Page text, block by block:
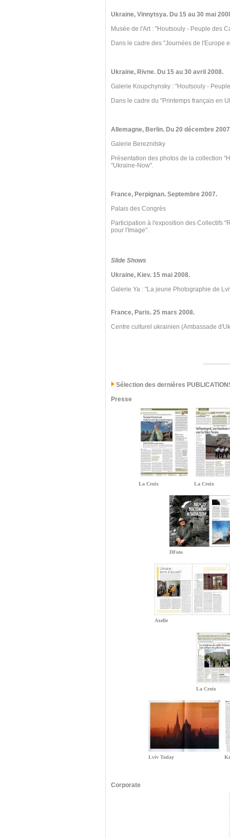
Ukraine, Vinnytsya. Du 15 au 30 mai
Musée de l'Art : "Houtsouly - Peuple des
Dans le cadre des "Journées de l'Europe
Ukraine, Rivne. Du 15 au 30 avril 2008.
Galerie Koupchynsky : "Houtsouly -
Dans le cadre du "Printemps français en
Allemagne, Berlin. Du 20 décembre
Galerie Bereznitsky
Présentation des photos de la collection
"Ukraine-Now".
France, Perpignan. Septembre 2007.
Palais des Congrès
Participation à l'exposition des Collectifs
pour l'Image".
Slide Shows
Ukraine, Kiev. 15 mai 2008.
Galerie Ya : "La jeune Photographie de
France, Paris. 25 mars 2008.
Centre culturel ukrainien (Ambassade
Sélection des dernières
Presse
La Croix La Croix
DFoto
Axelle
La Croix
Lviv Today
Corporate